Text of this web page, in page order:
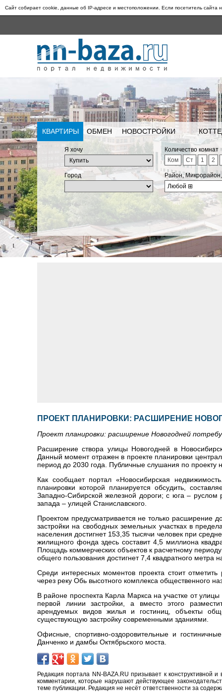
Сайт собирает cookie, данные об IP-адресе и местоположении. Если посетитель сайта
КВАРТИРЫ ОБМЕН НОВОСТРОЙКИ
Я хочу
Количество комнат
Ком
Ст 1 2
Город
Район,
Любой ⊞
ПРОЕКТ ПЛАНИРОВКИ: РАСШИРЕНИЕ
Проект планировки: расширение Новогодней
Расширение створа улицы Новогодней в
Данный момент отражен в проекте планировки
период до 2030 года. Публичные слушания по проекту
Как сообщает портал «Новосибирская
планировки которой планируется обсудить,
Западно-Сибирской железной дороги; с юга – руслом
запада – улицей Станиславского.
Проектом предусматривается не только расширение
застройки на свободных земельных участках в
населения достигнет 153,35 тысячи человек при
жилищного фонда здесь составит 4,5 миллиона
Площадь коммерческих объектов к расчетному
общего пользования достигнет 7,4 квадратного метра
Среди интересных моментов проекта стоит
через реку Обь высотного комплекса общественного
В районе проспекта Карла Маркса на участке от
первой линии застройки, а вместо этого
арендуемых видов жилья и гостиниц, объекты
существующую застройку современными зданиями.
Офисные, спортивно-оздоровительные и
Данченко и дамбы Октябрьского моста.
Редакция портала NN-BAZA.RU призывает к конструктивной
комментарии, которые нарушают действующее
теме публикации. Редакция не несёт ответственности за